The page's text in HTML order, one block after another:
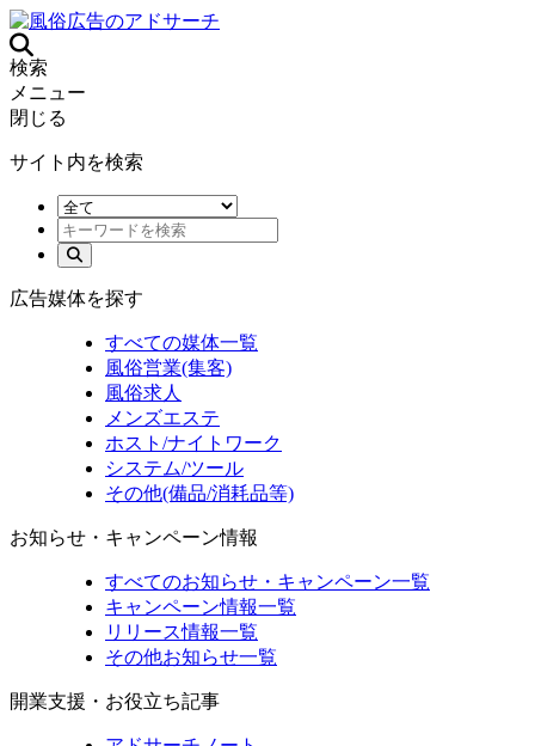
検索
メニュー
閉じる
サイト内を検索
広告媒体を探す
すべての媒体一覧
風俗営業(集客)
風俗求人
メンズエステ
ホスト/ナイトワーク
システム/ツール
その他(備品/消耗品等)
お知らせ・キャンペーン情報
すべてのお知らせ・キャンペーン一覧
キャンペーン情報一覧
リリース情報一覧
その他お知らせ一覧
開業支援・お役立ち記事